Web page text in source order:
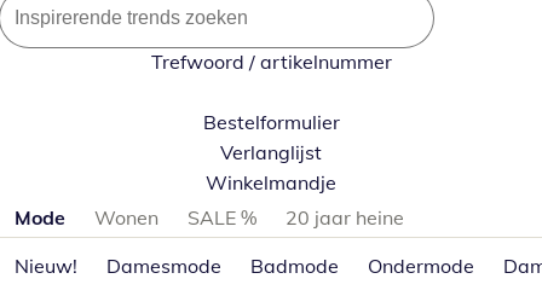
Trefwoord / artikelnummer
Bestelformulier
Verlanglijst
Winkelmandje
Productcategorieën overslaan
Mode Wonen SALE %
20 jaar heine
Nieuw!
Damesmode Badmode Ondermode